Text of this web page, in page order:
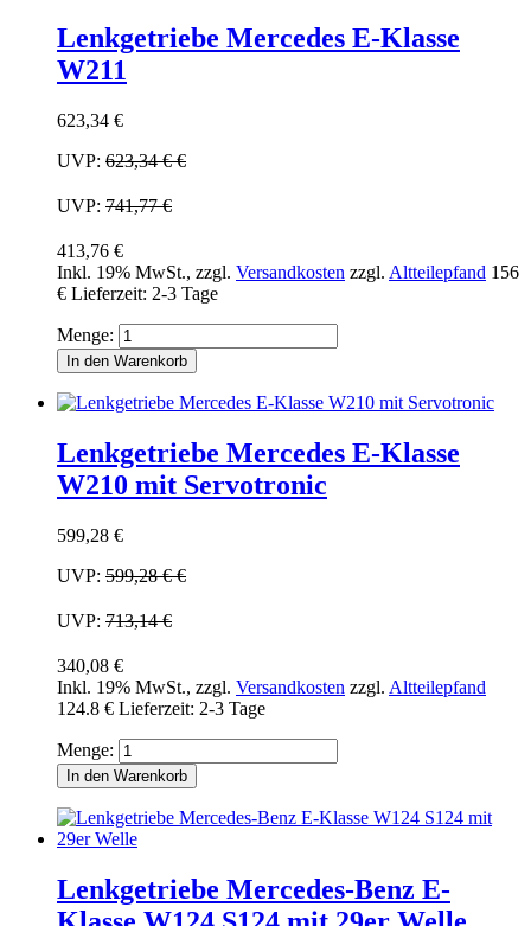
Lenkgetriebe Mercedes E-Klasse
W211
623,34 €
UVP: 623,34 €€
UVP: 741,77 €
413,76 €
Inkl. 19% MwSt., zzgl. Versandkosten zzgl. Altteilepfand 156
€ Lieferzeit: 2-3 Tage
Menge:
In den Warenkorb
Lenkgetriebe Mercedes E-Klasse
W210 mit Servotronic
599,28 €
UVP: 599,28 €€
UVP: 713,14 €
340,08 €
Inkl. 19% MwSt., zzgl. Versandkosten zzgl. Altteilepfand
124.8 € Lieferzeit: 2-3 Tage
Menge:
In den Warenkorb
Lenkgetriebe Mercedes-Benz E-